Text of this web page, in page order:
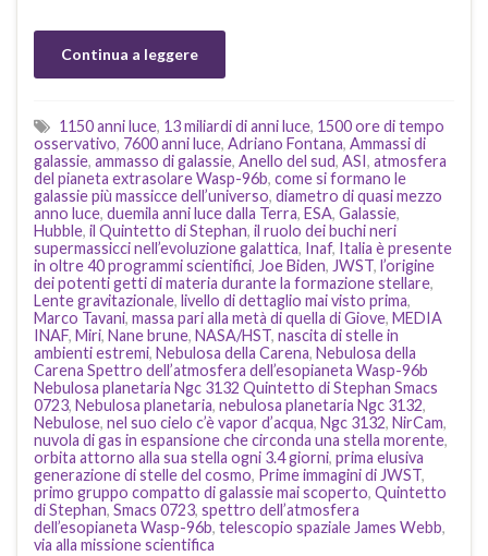
Continua a leggere
1150 anni luce, 13 miliardi di anni luce, 1500 ore di tempo
osservativo, 7600 anni luce, Adriano Fontana, Ammassi di
galassie, ammasso di galassie, Anello del sud, ASI, atmosfera
del pianeta extrasolare Wasp-96b, come si formano le
galassie più massicce dell’universo, diametro di quasi mezzo
anno luce, duemila anni luce dalla Terra, ESA, Galassie,
Hubble, il Quintetto di Stephan, il ruolo dei buchi neri
supermassicci nell’evoluzione galattica, Inaf, Italia è presente
in oltre 40 programmi scientifici, Joe Biden, JWST, l’origine
dei potenti getti di materia durante la formazione stellare,
Lente gravitazionale, livello di dettaglio mai visto prima,
Marco Tavani, massa pari alla metà di quella di Giove, MEDIA
INAF, Miri, Nane brune, NASA/HST, nascita di stelle in
ambienti estremi, Nebulosa della Carena, Nebulosa della
Carena Spettro dell’atmosfera dell’esopianeta Wasp-96b
Nebulosa planetaria Ngc 3132 Quintetto di Stephan Smacs
0723, Nebulosa planetaria, nebulosa planetaria Ngc 3132,
Nebulose, nel suo cielo c’è vapor d’acqua, Ngc 3132, NirCam,
nuvola di gas in espansione che circonda una stella morente,
orbita attorno alla sua stella ogni 3.4 giorni, prima elusiva
generazione di stelle del cosmo, Prime immagini di JWST,
primo gruppo compatto di galassie mai scoperto, Quintetto
di Stephan, Smacs 0723, spettro dell’atmosfera
dell’esopianeta Wasp-96b, telescopio spaziale James Webb,
via alla missione scientifica